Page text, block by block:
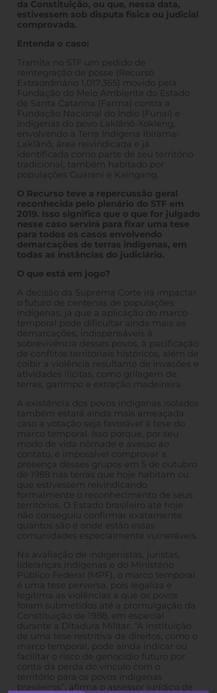
da Constituição, ou que, nessa data,
estivessem sob disputa física ou judicial
comprovada.
Entenda o caso:
Tramita no STF um pedido de
reintegração de posse (Recurso
Extraordinário 1.017.365) movido pela
Fundação do Meio Ambiente do Estado
de Santa Catarina (Farma) contra a
Fundação Nacional do Índio (Funai) e
indígenas do povo Laklãnõ-Xokleng,
envolvendo a Terra Indígena Ibirama-
Laklãnõ, área reivindicada e já
identificada como parte de seu território
tradicional, também habitado por
populações Guarani e Kaingang.
O Recurso teve a repercussão geral
reconhecida pelo plenário do STF em
2019. Isso significa que o que for julgado
nesse caso servirá para fixar uma tese
para todos os casos envolvendo
demarcações de terras indígenas, em
todas as instâncias do judiciário.
O que está em jogo?
A decisão da Suprema Corte irá impactar
o futuro de centenas de populações
indígenas, já que a aplicação do marco
temporal pode dificultar ainda mais as
demarcações, indispensáveis à
sobrevivência desses povos, à pacificação
de conflitos territoriais históricos, além de
coibir a violência resultante de invasões e
atividades ilícitas, como grilagem de
terras, garimpo e extração madeireira.
A existência dos povos indígenas isolados
também estará ainda mais ameaçada
caso a votação seja favorável à tese do
marco temporal. Isso porque, por seu
modo de vida nômade e avesso ao
contato, é impossível comprovar a
presença desses grupos em 5 de outubro
de 1988 nas terras que hoje habitam ou
que estivessem reivindicando
formalmente o reconhecimento de seus
territórios. O Estado brasileiro até hoje
não conseguiu confirmar exatamente
quantos são e onde estão essas
comunidades especialmente vulneráveis.
Na avaliação de indigenistas, juristas,
lideranças indígenas e do Ministério
Público Federal (MPF), o marco temporal
é uma tese perversa, pois legaliza e
legitima as violências a que os povos
foram submetidos até a promulgação da
Constituição de 1988, em especial
durante a Ditadura Militar. “A instituição
de uma tese restritiva de direitos, como o
marco temporal, pode ainda indicar ou
facilitar o risco de genocídio futuro por
conta da perda do vínculo com o
território para os povos indígenas
brasileiros”, afirma o assessor jurídico de